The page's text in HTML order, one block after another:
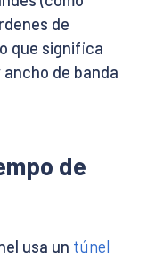
de
que significa
ancho de banda
de
usa un túnel